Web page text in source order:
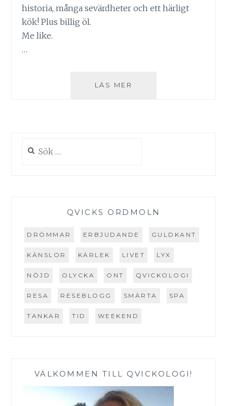
historia, många sevärdheter och ett härligt
kök! Plus billig öl.
Me like.
…
LÄS MER
efter:
QVICKS ORDMOLN
DRÖMMAR ERBJUDANDE GULDKANT
KÄNSLOR KÄRLEK LIVET LYX
NÖJD OLYCKA ONT QVICKOLOGI
RESA RESEBLOGG SMÄRTA SPA
TANKAR TID WEEKEND
VÄLKOMMEN TILL QVICKOLOGI!